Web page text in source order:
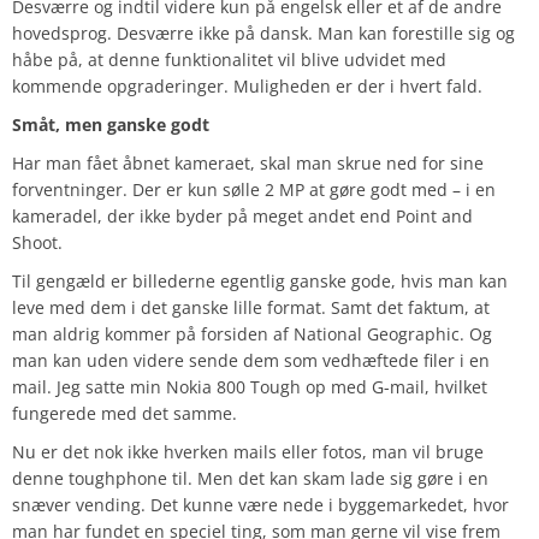
Desværre og indtil videre kun på engelsk eller et af de andre
hovedsprog. Desværre ikke på dansk. Man kan forestille sig og
håbe på, at denne funktionalitet vil blive udvidet med
kommende opgraderinger. Muligheden er der i hvert fald.
Småt, men ganske godt
Har man fået åbnet kameraet, skal man skrue ned for sine
forventninger. Der er kun sølle 2 MP at gøre godt med – i en
kameradel, der ikke byder på meget andet end Point and
Shoot.
Til gengæld er billederne egentlig ganske gode, hvis man kan
leve med dem i det ganske lille format. Samt det faktum, at
man aldrig kommer på forsiden af National Geographic. Og
man kan uden videre sende dem som vedhæftede filer i en
mail. Jeg satte min Nokia 800 Tough op med G-mail, hvilket
fungerede med det samme.
Nu er det nok ikke hverken mails eller fotos, man vil bruge
denne toughphone til. Men det kan skam lade sig gøre i en
snæver vending. Det kunne være nede i byggemarkedet, hvor
man har fundet en speciel ting, som man gerne vil vise frem